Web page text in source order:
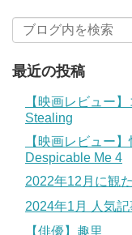
最近の投稿
【映画レビュー
Stealing
【映画レビュー
Despicable Me 4
2022年12月に観
2024年1月 人気
【俳優】趣里